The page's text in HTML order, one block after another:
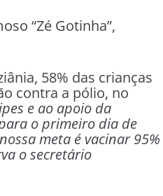
“Zé Gotinha”,
58% das crianças
contra a pólio, no
e ao apoio da
o primeiro dia de
meta é vacinar 95%
o secretário